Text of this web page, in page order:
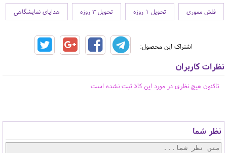
فلش مموری تحویل 1 روزه تحویل 3 روزه هدایای نمایشگاهی
اشتراک این محصول:
نظرات کاربران
تاکنون هیچ نظری در مورد این کالا ثبت نشده است
نظر شما